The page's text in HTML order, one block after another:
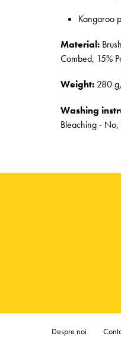
Kangaroo
Material:
Combed, 15%
Weight: 280
Washing
Bleaching -
Despre noi